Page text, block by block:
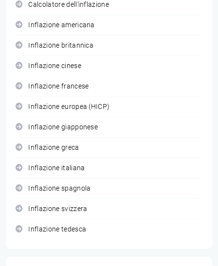
Calcolatore dell'inflazione
Inflazione americana
Inflazione britannica
Inflazione cinese
Inflazione francese
Inflazione europea (HICP)
Inflazione giapponese
Inflazione greca
Inflazione italiana
Inflazione spagnola
Inflazione svizzera
Inflazione tedesca